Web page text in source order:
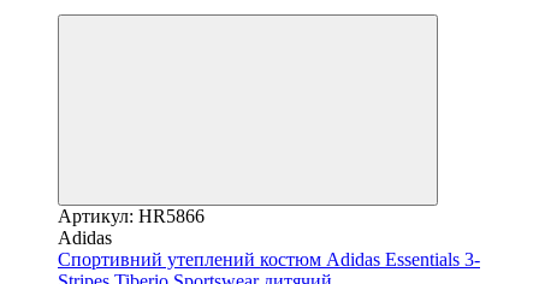
Артикул: HR5866
Adidas
Спортивний утеплений костюм Adidas Essentials 3-